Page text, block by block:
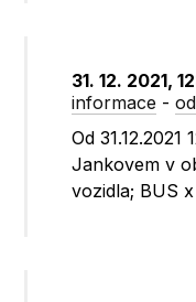
31. 12. 2021,
informace -
Od 31.12.2021
Jankovem v
vozidla; BUS x